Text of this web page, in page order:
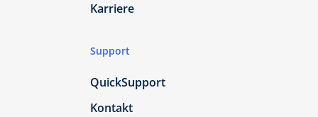
Karriere
Support
QuickSupport
Kontakt